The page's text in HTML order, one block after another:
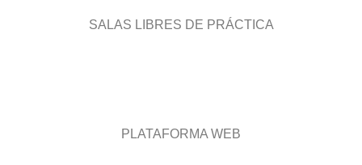
SALAS LIBRES DE PRÁCTICA
PLATAFORMA WEB